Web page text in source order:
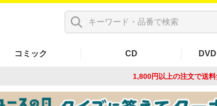
コミック CD
1,800円以上の注文で送